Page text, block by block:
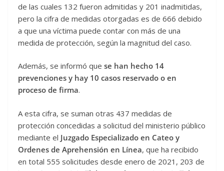
de las cuales 132 fueron admitidas y 201 inadmitidas,
pero la cifra de medidas otorgadas es de 666 debido
a que una víctima puede contar con más de una
medida de protección, según la magnitud del caso.
Además, se informó que se han hecho 14
prevenciones y hay 10 casos reservado o en
proceso de firma.
A esta cifra, se suman otras 437 medidas de
protección concedidas a solicitud del ministerio público
mediante el Juzgado Especializado en Cateo y
Ordenes de Aprehensión en Línea, que ha recibido
en total 555 solicitudes desde enero de 2021, 203 de